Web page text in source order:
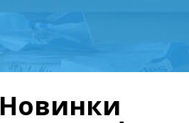
Новинки